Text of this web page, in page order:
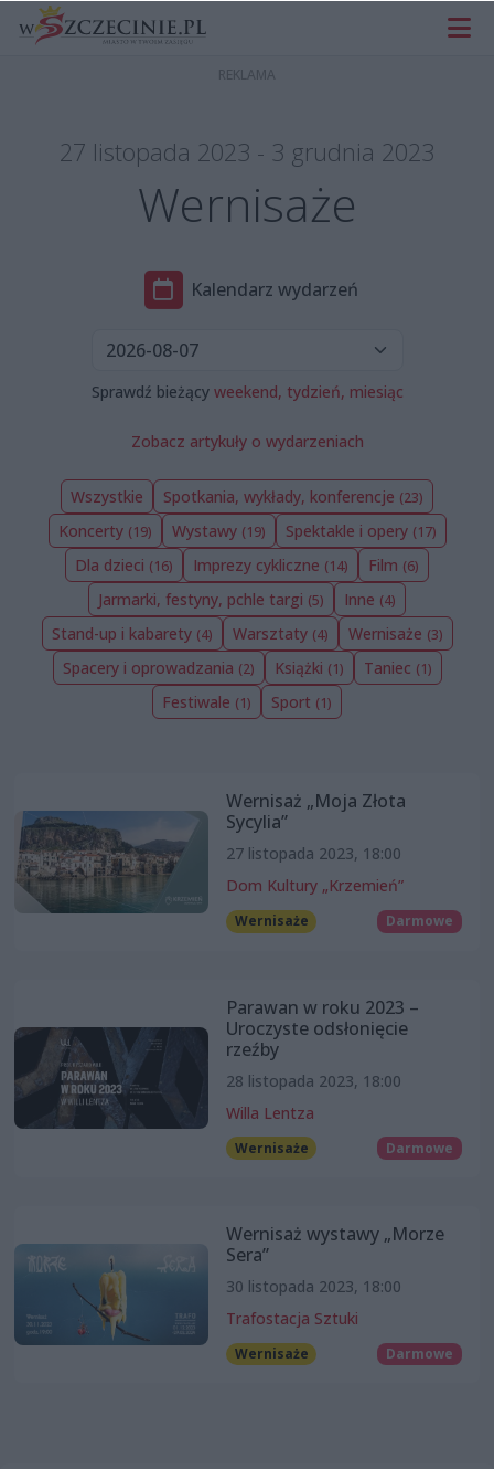
27 listopada 2023 - 3 grudnia 2023
Wernisaże
Kalendarz wydarzeń
Sprawdź bieżący weekend, tydzień, miesiąc
Zobacz artykuły o wydarzeniach
Wszystkie Spotkania, wykłady, konferencje (23)
Koncerty (19) Wystawy (19) Spektakle i opery (17)
Dla dzieci (16) Imprezy cykliczne (14) Film (6)
Jarmarki, festyny, pchle targi (5) Inne (4)
Stand-up i kabarety (4) Warsztaty (4) Wernisaże (3)
Spacery i oprowadzania (2) Książki (1) Taniec (1)
Festiwale (1) Sport (1)
Wernisaż „Moja Złota
Sycylia”
27 listopada 2023, 18:00
Dom Kultury „Krzemień”
Wernisaże Darmowe
Parawan w roku 2023 –
Uroczyste odsłonięcie
rzeźby
28 listopada 2023, 18:00
Willa Lentza
Wernisaże Darmowe
Wernisaż wystawy „Morze
Sera”
30 listopada 2023, 18:00
Trafostacja Sztuki
Wernisaże Darmowe